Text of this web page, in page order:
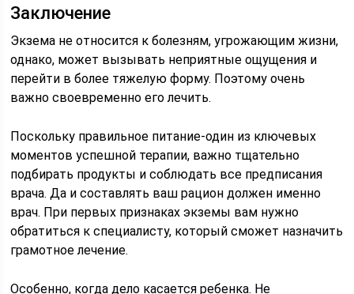
Заключение
Экзема не относится к болезням, угрожающим жизни,
однако, может вызывать неприятные ощущения и
перейти в более тяжелую форму. Поэтому очень
важно своевременно его лечить.
Поскольку правильное питание-один из ключевых
моментов успешной терапии, важно тщательно
подбирать продукты и соблюдать все предписания
врача. Да и составлять ваш рацион должен именно
врач. При первых признаках экземы вам нужно
обратиться к специалисту, который сможет назначить
грамотное лечение.
Особенно, когда дело касается ребенка. Не